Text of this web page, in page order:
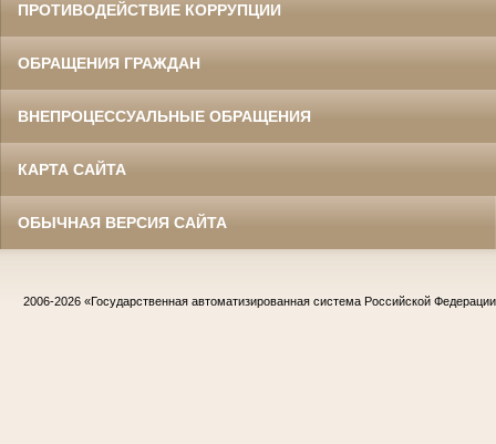
ПРОТИВОДЕЙСТВИЕ КОРРУПЦИИ
ОБРАЩЕНИЯ ГРАЖДАН
ВНЕПРОЦЕССУАЛЬНЫЕ ОБРАЩЕНИЯ
КАРТА САЙТА
ОБЫЧНАЯ ВЕРСИЯ САЙТА
2006-2026 «Государственная автоматизированная система Российской